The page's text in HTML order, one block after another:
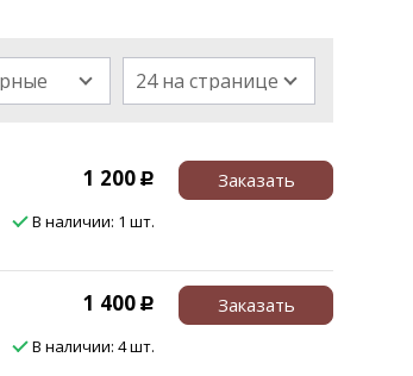
24 на странице
1 200 Р
В наличии: 1 шт.
Заказать
1 400 Р
В наличии: 4 шт.
Заказать